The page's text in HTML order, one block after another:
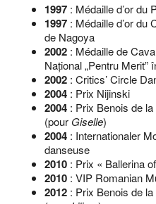
1997 : Médaille d’or du
1997 : Médaille d’or du
de Nagoya
2002 : Médaille de
Național „Pentru Merit”
2002 : Critics’ Circle
2004 : Prix Nijinski
2004 : Prix Benois de
(pour Giselle)
2004 : Internationaler
danseuse
2010 : Prix « Ballerina
2010 : VIP Romanian
2012 : Prix Benois de